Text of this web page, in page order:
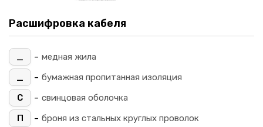
Расшифровка кабеля
_ - медная жила
_
- бумажная пропитанная изоляция
С
- свинцовая оболочка
П
- броня из стальных круглых проволок